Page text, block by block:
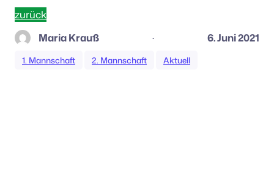
zurück
Maria Krauß
· 6. Juni 2021
1. Mannschaft 2. Mannschaft Aktuell